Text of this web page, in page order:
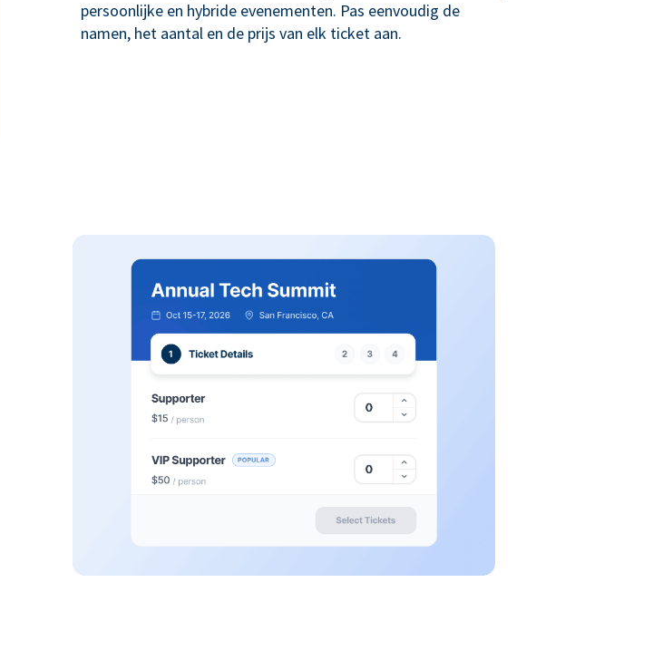
persoonlijke en hybride evenementen. Pas eenvoudig de
namen, het aantal en de prijs van elk ticket aan.